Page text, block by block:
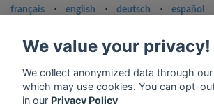
français ⋅ english ⋅ deutsch ⋅ español
ελληνικά
norsk
Terms of service
We value your privacy!
We collect anonymized data through
which may use cookies. You can opt-
in our Privacy Policy